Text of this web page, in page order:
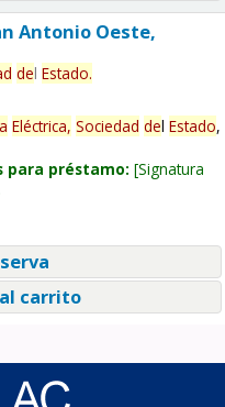
Antonio Oeste,
del Estado.
Eléctrica, Sociedad del Estado,
para préstamo: Signatura
carrito